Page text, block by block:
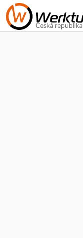
Česká republika